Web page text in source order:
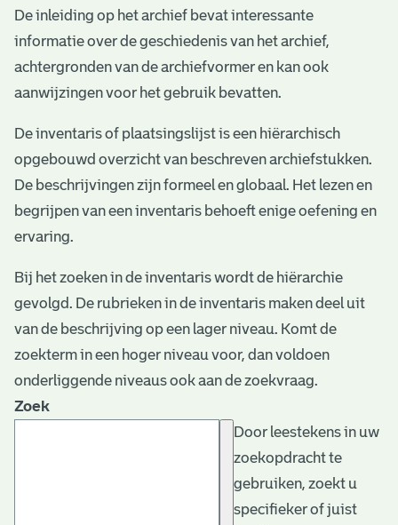
e
v
e
De inleiding op het archief bevat interessante
informatie over de geschiedenis van het archief,
achtergronden van de archiefvormer en kan ook
aanwijzingen voor het gebruik bevatten.
De inventaris of plaatsingslijst is een hiërarchisch
opgebouwd overzicht van beschreven archiefstukken.
De beschrijvingen zijn formeel en globaal. Het lezen en
begrijpen van een inventaris behoeft enige oefening en
ervaring.
Bij het zoeken in de inventaris wordt de hiërarchie
gevolgd. De rubrieken in de inventaris maken deel uit
van de beschrijving op een lager niveau. Komt de
zoekterm in een hoger niveau voor, dan voldoen
onderliggende niveaus ook aan de zoekvraag.
Zoek
Door leestekens in uw
zoekopdracht te
gebruiken, zoekt u
specifieker of juist